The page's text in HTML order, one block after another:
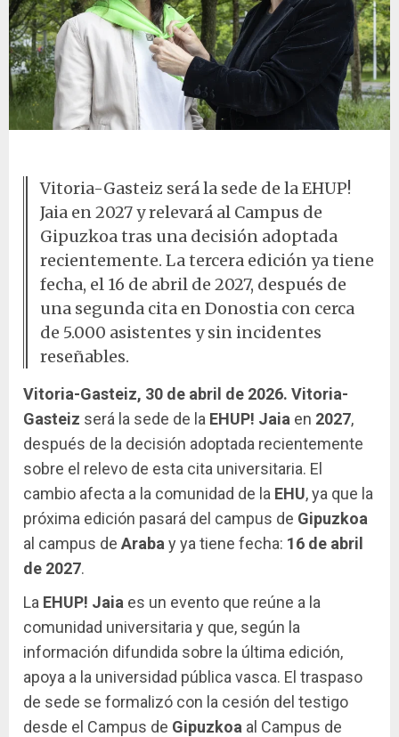
Vitoria-Gasteiz será la sede de la EHUP!
Jaia en 2027 y relevará al Campus de
Gipuzkoa tras una decisión adoptada
recientemente. La tercera edición ya tiene
fecha, el 16 de abril de 2027, después de
una segunda cita en Donostia con cerca
de 5.000 asistentes y sin incidentes
reseñables.
Vitoria-Gasteiz, 30 de abril de 2026. Vitoria-
Gasteiz será la sede de la EHUP! Jaia en 2027,
después de la decisión adoptada recientemente
sobre el relevo de esta cita universitaria. El
cambio afecta a la comunidad de la EHU, ya que la
próxima edición pasará del campus de Gipuzkoa
al campus de Araba y ya tiene fecha: 16 de abril
de 2027.
La EHUP! Jaia es un evento que reúne a la
comunidad universitaria y que, según la
información difundida sobre la última edición,
apoya a la universidad pública vasca. El traspaso
de sede se formalizó con la cesión del testigo
desde el Campus de Gipuzkoa al Campus de